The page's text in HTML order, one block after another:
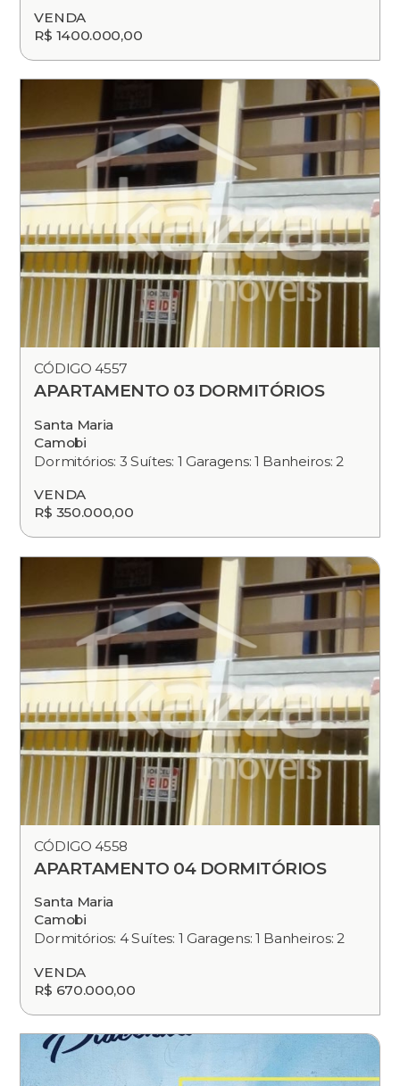
VENDA
R$ 1400.000,00
CÓDIGO 4557
APARTAMENTO 03 DORMITÓRIOS
Santa Maria
Camobi
Dormitórios: 3 Suítes: 1 Garagens: 1 Banheiros: 2
VENDA
R$ 350.000,00
CÓDIGO 4558
APARTAMENTO 04 DORMITÓRIOS
Santa Maria
Camobi
Dormitórios: 4 Suítes: 1 Garagens: 1 Banheiros: 2
VENDA
R$ 670.000,00